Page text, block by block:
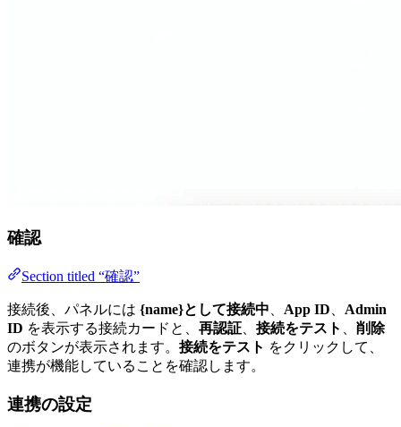
確認
Section titled “確認”
接続後、パネルには {name}として接続中 App ID
Admin
ID を表示する接続カードと、 再認証 接続をテスト
削除
のボタンが表示されます。 接続をテスト をクリックして、
連携が機能していることを確認します。
連携の設定